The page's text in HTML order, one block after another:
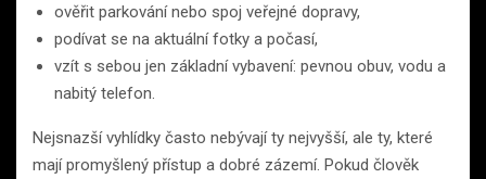
ověřit parkování nebo spoj veřejné dopravy,
podívat se na aktuální fotky a počasí,
vzít s sebou jen základní vybavení: pevnou obuv, vodu a
nabitý telefon.
Nejsnazší vyhlídky často nebývají ty nejvyšší, ale ty, které
mají promyšlený přístup a dobré zázemí. Pokud člověk